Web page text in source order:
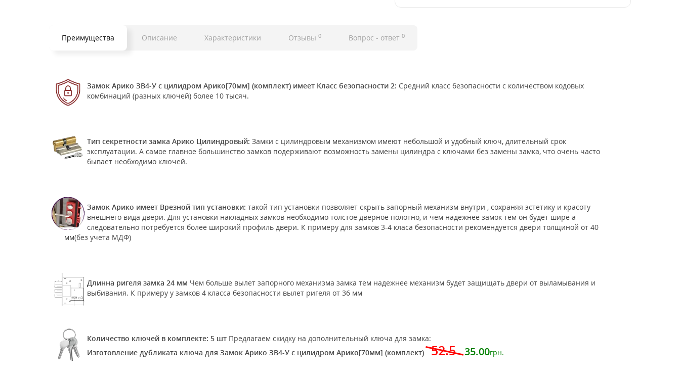
Преимущества Описание Характеристики Отзывы 0 Вопрос - ответ 0
Замок Арико ЗВ4-У с цилидром Арико[70мм] (комплект) имеет Класс безопасности 2: Средний класс безопасности с количеством кодовых
комбинаций (разных ключей) более 10 тысяч.
Тип секретности замка Арико Цилиндровый: Замки с цилиндровым механизмом имеют небольшой и удобный ключ, длительный срок
эксплуатации. А самое главное большинство замков подерживают возможность замены цилиндра с ключами без замены замка, что очень часто
бывает необходимо ключей.
Замок Арико имеет Врезной тип установки: такой тип установки позволяет скрыть запорный механизм внутри , сохраняя эстетику и красоту
внешнего вида двери. Для установки накладных замков необходимо толстое дверное полотно, и чем надежнее замок тем он будет шире а
следовательно потребуется более широкий профиль двери. К примеру для замков 3-4 класа безопасности рекомендуется двери толщиной от 40
мм(без учета МДФ)
Длинна ригеля замка 24 мм Чем больше вылет запорного механизма замка тем надежнее механизм будет защищать двери от выламывания и
выбивания. К примеру у замков 4 класса безопасности вылет ригеля от 36 мм
Количество ключей в комплекте: 5 шт Предлагаем скидку на дополнительный ключа для замка:
Изготовление дубликата ключа для Замок Арико ЗВ4-У с цилидром Арико[70мм] (комплект)
52.5 35.00грн.